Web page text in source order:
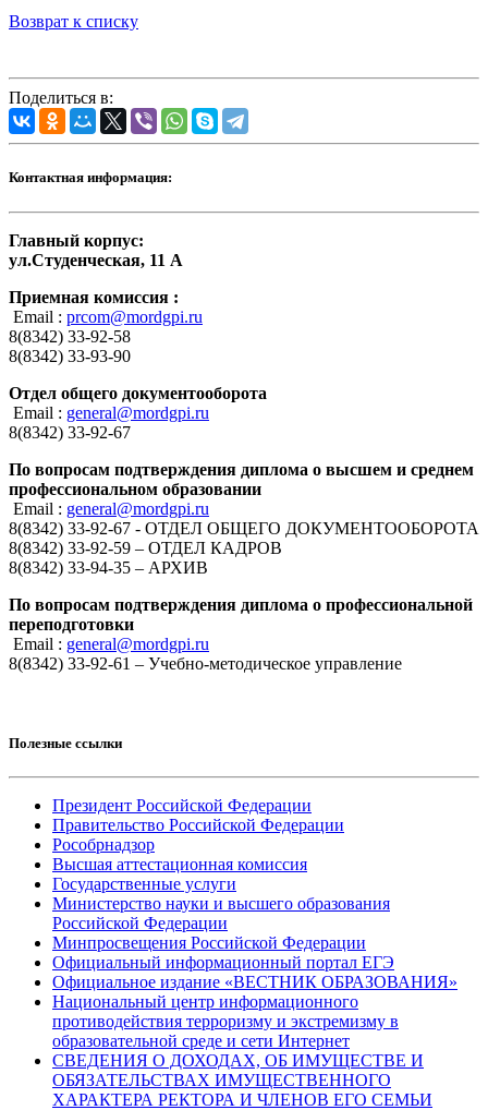
Возврат к списку
Поделиться в:
Контактная информация:
Главный корпус:
ул.Студенческая, 11 А
Приемная комиссия :
Email : prcom@mordgpi.ru
8(8342) 33-92-58
8(8342) 33-93-90
Отдел общего документооборота
Email : general@mordgpi.ru
8(8342) 33-92-67
По вопросам подтверждения диплома о высшем и среднем
профессиональном образовании
Email : general@mordgpi.ru
8(8342) 33-92-67 - ОТДЕЛ ОБЩЕГО ДОКУМЕНТООБОРОТА
8(8342) 33-92-59 – ОТДЕЛ КАДРОВ
8(8342) 33-94-35 – АРХИВ
По вопросам подтверждения диплома о профессиональной
переподготовки
Email : general@mordgpi.ru
8(8342) 33-92-61 – Учебно-методическое управление
Полезные ссылки
Президент Российской Федерации
Правительство Российской Федерации
Рособрнадзор
Высшая аттестационная комиссия
Государственные услуги
Министерство науки и высшего образования
Российской Федерации
Минпросвещения Российской Федерации
Официальный информационный портал ЕГЭ
Официальное издание «ВЕСТНИК ОБРАЗОВАНИЯ»
Национальный центр информационного
противодействия терроризму и экстремизму в
образовательной среде и сети Интернет
СВЕДЕНИЯ О ДОХОДАХ, ОБ ИМУЩЕСТВЕ И
ОБЯЗАТЕЛЬСТВАХ ИМУЩЕСТВЕННОГО
ХАРАКТЕРА РЕКТОРА И ЧЛЕНОВ ЕГО СЕМЬИ